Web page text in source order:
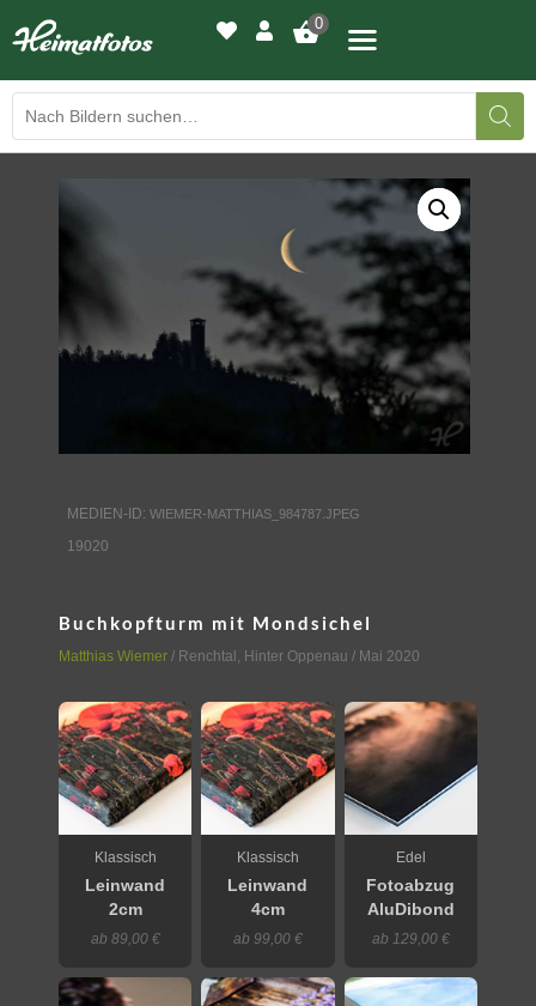
0
BILDERGALERIE
DRUCKQUALITÄTEN
LED-LEUCHTBILDER
WIR DRUCKEN IHR BILD
AUSSTELLUNGEN
KONTAKT
MEDIEN-ID: WIEMER-MATTHIAS_984787.JPEG
19020
Buchkopfturm mit Mondsichel
Matthias Wiemer / Renchtal, Hinter Oppenau / Mai 2020
Klassisch
Leinwand
2cm
ab 89,00 €
Klassisch
Leinwand
4cm
ab 99,00 €
Edel
Fotoabzug
AluDibond
ab 129,00 €